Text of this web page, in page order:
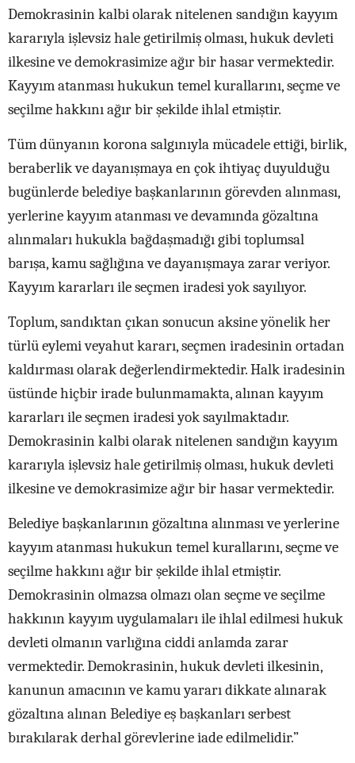
Demokrasinin kalbi olarak nitelenen sandığın kayyım
kararıyla işlevsiz hale getirilmiş olması, hukuk devleti
ilkesine ve demokrasimize ağır bir hasar vermektedir.
Kayyım atanması hukukun temel kurallarını, seçme ve
seçilme hakkını ağır bir şekilde ihlal etmiştir.
Tüm dünyanın korona salgınıyla mücadele ettiği, birlik,
beraberlik ve dayanışmaya en çok ihtiyaç duyulduğu
bugünlerde belediye başkanlarının görevden alınması,
yerlerine kayyım atanması ve devamında gözaltına
alınmaları hukukla bağdaşmadığı gibi toplumsal
barışa, kamu sağlığına ve dayanışmaya zarar veriyor.
Kayyım kararları ile seçmen iradesi yok sayılıyor.
Toplum, sandıktan çıkan sonucun aksine yönelik her
türlü eylemi veyahut kararı, seçmen iradesinin ortadan
kaldırması olarak değerlendirmektedir. Halk iradesinin
üstünde hiçbir irade bulunmamakta, alınan kayyım
kararları ile seçmen iradesi yok sayılmaktadır.
Demokrasinin kalbi olarak nitelenen sandığın kayyım
kararıyla işlevsiz hale getirilmiş olması, hukuk devleti
ilkesine ve demokrasimize ağır bir hasar vermektedir.
Belediye başkanlarının gözaltına alınması ve yerlerine
kayyım atanması hukukun temel kurallarını, seçme ve
seçilme hakkını ağır bir şekilde ihlal etmiştir.
Demokrasinin olmazsa olmazı olan seçme ve seçilme
hakkının kayyım uygulamaları ile ihlal edilmesi hukuk
devleti olmanın varlığına ciddi anlamda zarar
vermektedir. Demokrasinin, hukuk devleti ilkesinin,
kanunun amacının ve kamu yararı dikkate alınarak
gözaltına alınan Belediye eş başkanları serbest
bırakılarak derhal görevlerine iade edilmelidir.”